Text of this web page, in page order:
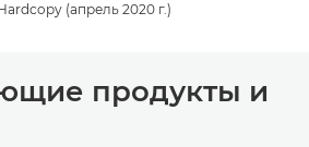
(апрель 2020 г.)
продукты и